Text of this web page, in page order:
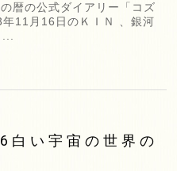
暦の公式ダイアリー「コズ
11月16日のＫＩＮ 、銀河
い宇宙の世界の